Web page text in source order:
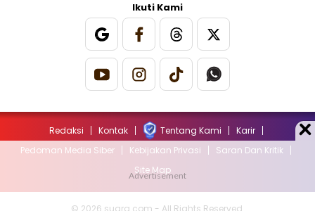
Ikuti Kami
Redaksi Kontak Tentang Kami
Karir
Pedoman Media Siber
Kebijakan Privasi
Saran Dan Kritik
Site Map
© 2026 suara.com - All Rights Reserved.